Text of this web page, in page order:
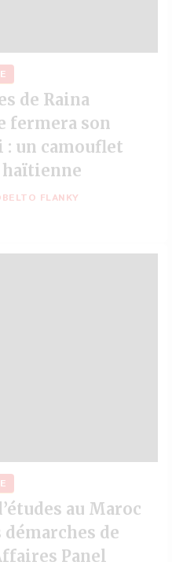
de Raina
fermera son
: un camouflet
FLANKY
au Maroc
de
Panel